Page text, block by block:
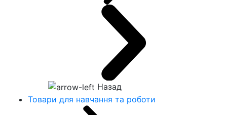
Назад
Товари для навчання та роботи